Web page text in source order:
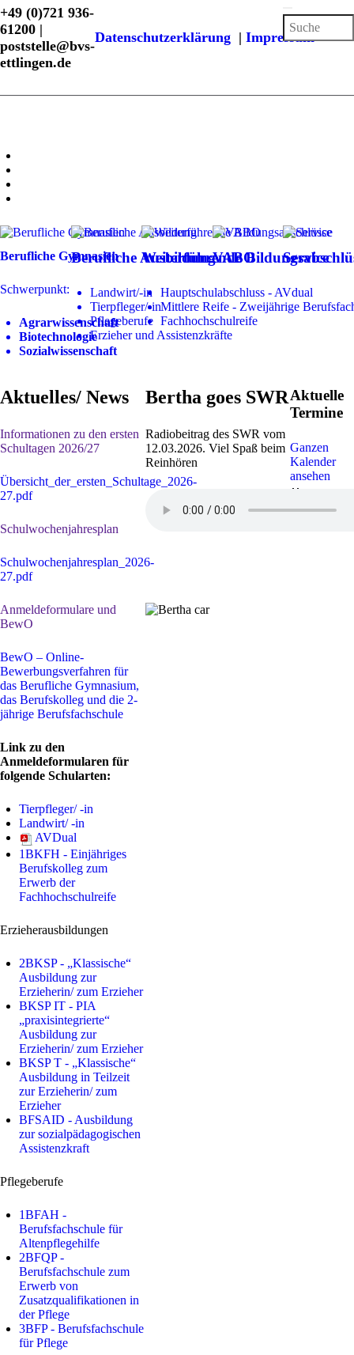
+49 (0)721 936-
61200 |
poststelle@bvs-
ettlingen.de
Datenschutzerklärung | Impressum
Berufliche Gymnasien
Schwerpunkt:
Agrarwissenschaft
Biotechnologie
Sozialwissenschaft
Berufliche Ausbildung
Landwirt/-in
Tierpfleger/-in
Pflegeberufe
Erzieher und Assistenzkräfte
Weiterführende
Hauptschulabschluss - AVdual
Mittlere Reife - Zweijährige
Fachhochschulreife
VABO Service
Aktuelles/ News
Informationen zu den ersten
Schultagen 2026/27
Übersicht_der_ersten_Schultage_2026-
27.pdf
Schulwochenjahresplan
Schulwochenjahresplan_2026-
27.pdf
Anmeldeformulare und
BewO
BewO – Online-
Bewerbungsverfahren für
das Berufliche Gymnasium,
das Berufskolleg und die 2-
jährige Berufsfachschule
Link zu den
Anmeldeformularen für
folgende Schularten:
Tierpfleger/ -in
Landwirt/ -in
AVDual
1BKFH - Einjähriges
Berufskolleg zum
Erwerb der
Fachhochschulreife
Erzieherausbildungen
2BKSP - „Klassische“
Ausbildung zur
Erzieherin/ zum Erzieher
BKSP IT - PIA
„praxisintegrierte“
Ausbildung zur
Erzieherin/ zum Erzieher
BKSP T - „Klassische“
Ausbildung in Teilzeit
zur Erzieherin/ zum
Erzieher
BFSAID - Ausbildung
zur sozialpädagogischen
Assistenzkraft
Pflegeberufe
1BFAH -
Berufsfachschule für
Altenpflegehilfe
2BFQP -
Berufsfachschule zum
Erwerb von
Zusatzqualifikationen in
der Pflege
3BFP - Berufsfachschule
für Pflege
Bertha goes SWR
Radiobeitrag des SWR vom
12.03.2026. Viel Spaß beim
Reinhören
Aktuelle
Termine
Ganzen
Kalender
ansehen
Sep. 2026